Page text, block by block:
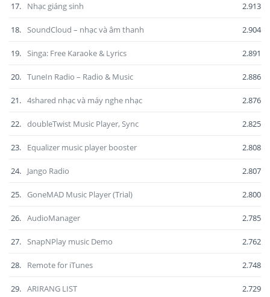
17. Nhạc giáng sinh 2.913
18. SoundCloud – nhạc và âm thanh 2.904
19. Singa: Free Karaoke & Lyrics 2.891
20. TuneIn Radio – Radio & Music 2.886
21. 4shared nhạc và máy nghe nhạc 2.876
22. doubleTwist Music Player, Sync 2.825
23. Equalizer music player booster 2.808
24. Jango Radio 2.807
25. GoneMAD Music Player (Trial) 2.800
26. AudioManager 2.785
27. SnapNPlay music Demo 2.762
28. Remote for iTunes 2.748
29. ARIRANG LIST 2.729